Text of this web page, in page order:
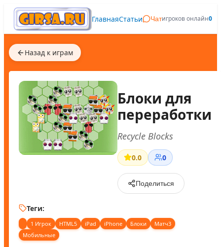
ГлавнаяСтатьи Чатигроков онлайн0
Назад к играм
Блоки для
переработки
Recycle Blocks
0.0 0
Поделиться
Теги:
1 Игрок HTML5 iPad iPhone Блоки
Матч3
Мобильные